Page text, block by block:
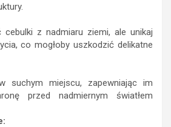
cebulki z nadmiaru ziemi, ale unikaj
co mogłoby uszkodzić delikatne
suchym miejscu, zapewniając im
przed nadmiernym światłem